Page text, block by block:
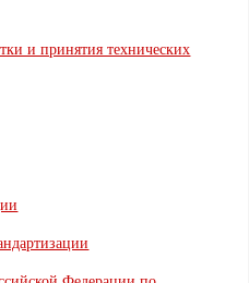
и принятия технических